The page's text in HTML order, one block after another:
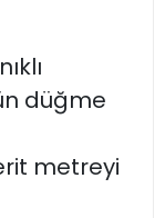
düğme
metreyi